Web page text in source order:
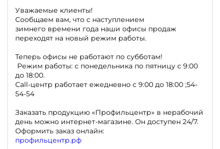
Уважаемые клиенты!
Сообщаем вам, что с наступлением
зимнего времени года наши офисы продаж
переходят на новый режим работы.
Теперь офисы не работают по субботам!
Режим работы: с понедельника по пятницу с 9:00
до 18:00.
Call-центр работает ежедневно с 9:00 до 18:00 ;54-
54-54
Заказать продукцию «Профильцентр» в нерабочий
день можно интернет-магазине. Он доступен 24/7.
Оформить заказ онлайн:
профильцентр.рф